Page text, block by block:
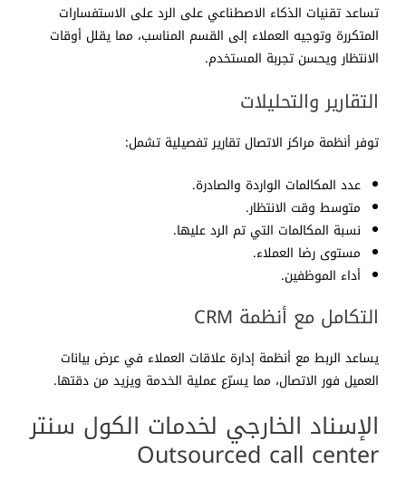
تساعد تقنيات الذكاء الاصطناعي على الرد على الاستفسارات
المتكررة وتوجيه العملاء إلى القسم المناسب، مما يقلل أوقات
الانتظار ويحسن تجربة المستخدم.
التقارير والتحليلات
توفر أنظمة مراكز الاتصال تقارير تفصيلية تشمل:
عدد المكالمات الواردة والصادرة.
متوسط وقت الانتظار.
نسبة المكالمات التي تم الرد عليها.
مستوى رضا العملاء.
أداء الموظفين.
التكامل مع أنظمة CRM
يساعد الربط مع أنظمة إدارة علاقات العملاء في عرض بيانات
العميل فور الاتصال، مما يسرّع عملية الخدمة ويزيد من دقتها.
الإسناد الخارجي لخدمات الكول سنتر
Outsourced call center